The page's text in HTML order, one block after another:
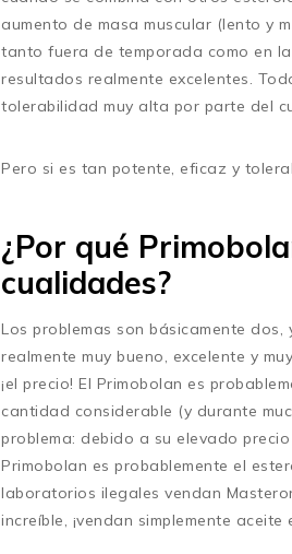
aumento de masa muscular (lento y
tanto fuera de temporada como en
resultados realmente excelentes.
tolerabilidad muy alta por parte del
Pero si es tan potente, eficaz y
¿Por qué
cualidades?
Los problemas son básicamente
realmente muy bueno, excelente y
¡el precio! El Primobolan es
cantidad considerable (y durante
problema: debido a su elevado
Primobolan es probablemente el
laboratorios ilegales vendan
increíble, ¡vendan simplemente aceite